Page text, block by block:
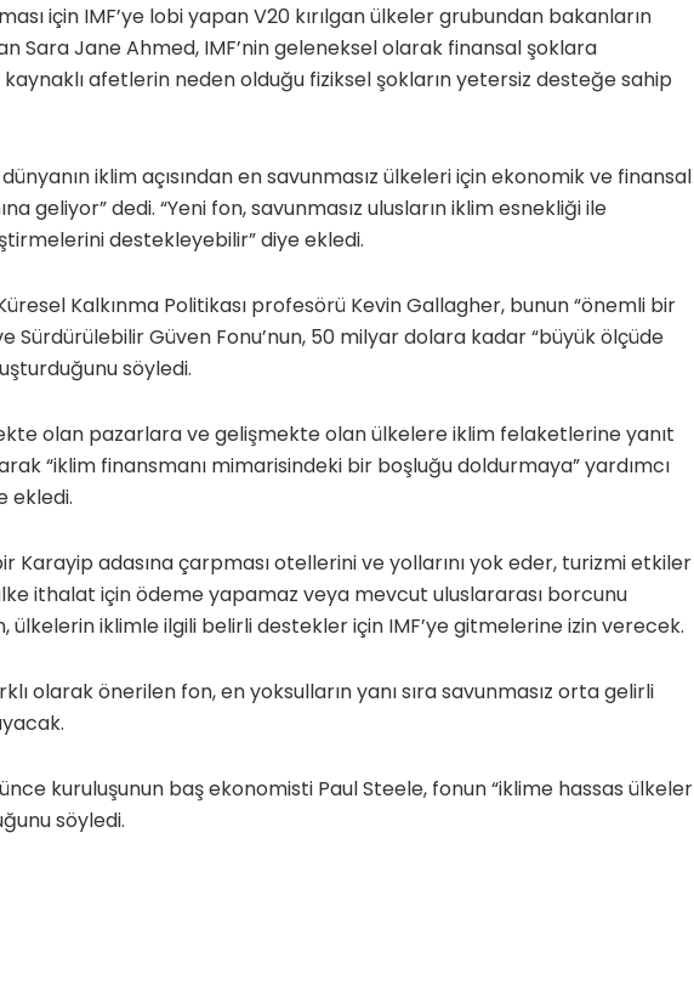
için IMF’ye lobi yapan V20 kırılgan ülkeler grubundan bakanların
Sara Jane Ahmed, IMF’nin geleneksel olarak finansal şoklara
kaynaklı afetlerin neden olduğu fiziksel şokların yetersiz desteğe sahip
iklim açısından en savunmasız ülkeleri için ekonomik ve finansal
geliyor” dedi. “Yeni fon, savunmasız ulusların iklim esnekliği ile
destekleyebilir” diye ekledi.
Kalkınma Politikası profesörü Kevin Gallagher, bunun “önemli bir
Sürdürülebilir Güven Fonu’nun, 50 milyar dolara kadar “büyük ölçüde
söyledi.
olan pazarlara ve gelişmekte olan ülkelere iklim felaketlerine yanıt
“iklim finansmanı mimarisindeki bir boşluğu doldurmaya” yardımcı
ekledi.
Karayip adasına çarpması otellerini ve yollarını yok eder, turizmi etkiler
ithalat için ödeme yapamaz veya mevcut uluslararası borcunu
ülkelerin iklimle ilgili belirli destekler için IMF’ye gitmelerine izin verecek.
olarak önerilen fon, en yoksulların yanı sıra savunmasız orta gelirli
kuruluşunun baş ekonomisti Paul Steele, fonun “iklime hassas ülkeler
söyledi.